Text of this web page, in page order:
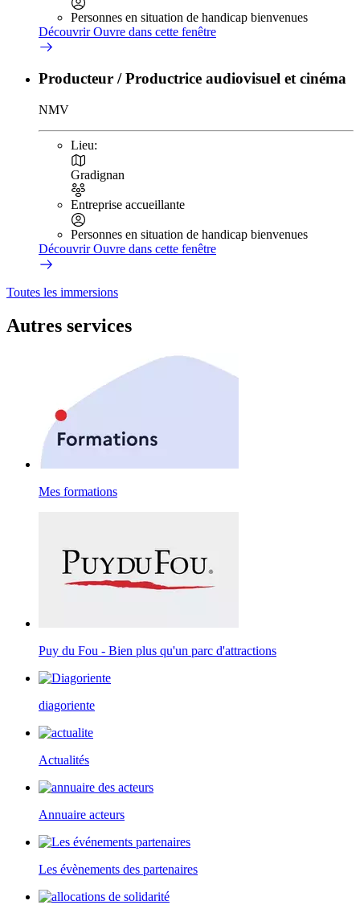
Personnes en situation de handicap bienvenues
DécouvrirOuvre dans cette fenêtre
Producteur / Productrice audiovisuel et cinéma
NMV
Lieu:
Gradignan
Entreprise accueillante
Personnes en situation de handicap bienvenues
DécouvrirOuvre dans cette fenêtre
Toutes les immersions
Autres services
Mes formations
Puy du Fou - Bien plus qu'un parc d'attractions
diagoriente
Actualités
Annuaire acteurs
Les évènements des partenaires